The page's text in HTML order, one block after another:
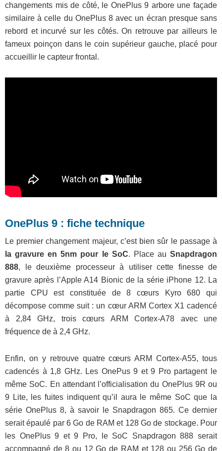
changements mis de côté, le OnePlus 9 arbore une façade
similaire à celle du OnePlus 8 avec un écran presque sans
rebord et incurvé sur les côtés. On retrouve par ailleurs le
fameux poinçon dans le coin supérieur gauche, placé pour
accueillir le capteur frontal.
OnePlus 9 : fiche technique
Le premier changement majeur, c’est bien sûr le passage à
la gravure en 5nm pour le SoC. Place auSnapdragon
888, le deuxième processeur à utiliser cette finesse de
gravure après l’Apple A14 Bionic de la série iPhone 12. La
partie CPU est constituée de 8 cœurs Kyro 680 qui
décompose comme suit : un cœur ARM Cortex X1 cadencé
à 2,84 GHz, trois cœurs ARM Cortex-A78 avec une
fréquence de à 2,4 GHz.
Enfin, on y retrouve quatre cœurs ARM Cortex-A55, tous
cadencés à 1,8 GHz. Les OnePus 9 et 9 Pro partagent le
même SoC. En attendant l’officialisation du OnePlus 9R ou
9 Lite, les fuites indiquent qu’il aura le même SoC que la
série OnePlus 8, à savoir le Snapdragon 865. Ce dernier
serait épaulé par 6 Go de RAM et 128 Go de stockage. Pour
les OnePlus 9 et 9 Pro, le SoC Snapdragon 888 serait
accompagné de 8 ou 12 Go de RAM et 128 ou 256 Go de